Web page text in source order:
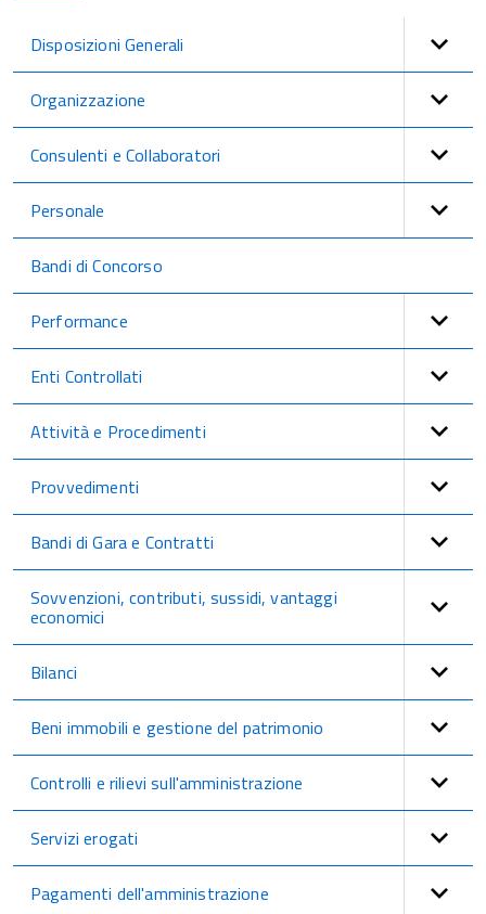
Disposizioni Generali
Organizzazione
Consulenti e Collaboratori
Personale
Bandi di Concorso
Performance
Enti Controllati
Attività e Procedimenti
Provvedimenti
Bandi di Gara e Contratti
Sovvenzioni, contributi, sussidi, vantaggi
economici
Bilanci
Beni immobili e gestione del patrimonio
Controlli e rilievi sull'amministrazione
Servizi erogati
Pagamenti dell'amministrazione